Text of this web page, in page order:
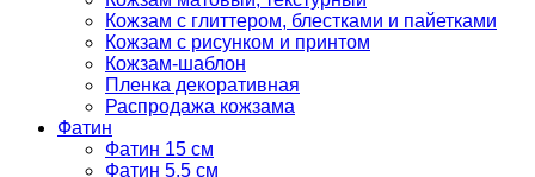
Кожзам с глиттером, блестками и пайетками
Кожзам с рисунком и принтом
Кожзам-шаблон
Пленка декоративная
Распродажа кожзама
Фатин
Фатин 15 см
Фатин 5,5 см